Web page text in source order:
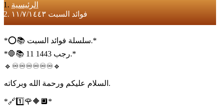
الرئيسية
فوائد السبت ١١/٧/١٤٤٣
*⭕️📚 سلسلة فوائد السبت.*
*🛑📚 11 رجب 1443.*
🔹♾♾♾♾♾♾🔹
السلام عليكم ورحمة الله وبركاته.
*🔗1️⃣🌹🔶🔲*